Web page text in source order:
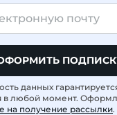
данных
в любой момент.
на получение рассылки.